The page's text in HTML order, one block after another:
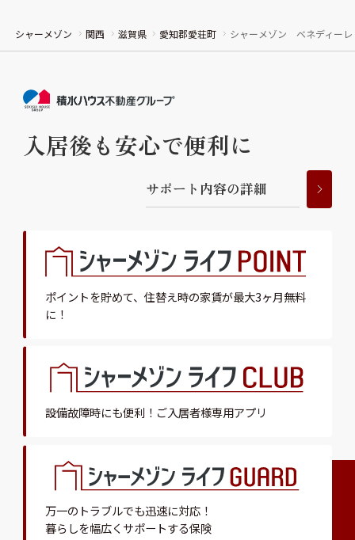
シャーメゾン 関西 滋賀県 愛知郡愛荘町 シャーメゾン ベネディーレ
入居後も安心で便利に
サポー ト 内容の詳細
ポイントを貯めて、 住替え時の家賃が最大3ヶ月無料
に！
設備故障時にも便利！ ご入居者様専用アプリ
万一のトラブルでも迅速に対応！
暮らしを幅広くサポートする保険